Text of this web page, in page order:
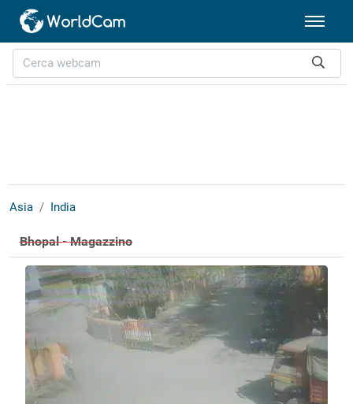
Asia India
Bhopal - Magazzino